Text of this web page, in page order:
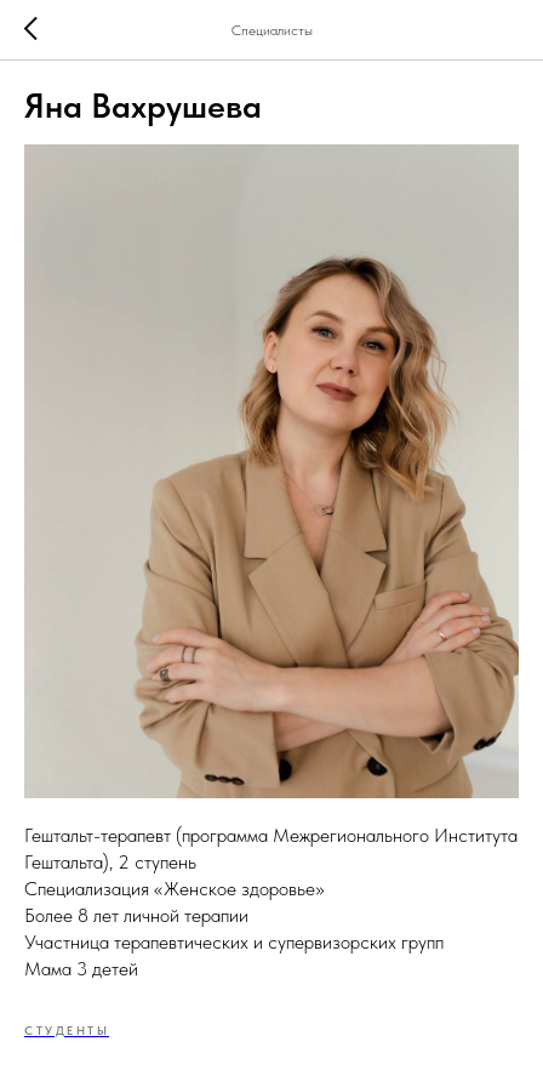
Специалисты
Яна Вахрушева
Гештальт-терапевт (программа Межрегионального Института
Гештальта), 2 ступень
Специализация «Женское здоровье»
Более 8 лет личной терапии
Участница терапевтических и супервизорских групп
Мама 3 детей
СТУДЕНТЫ